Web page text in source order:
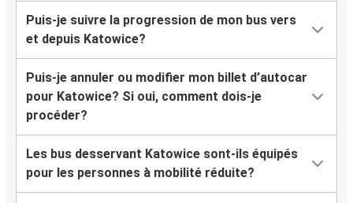
Puis-je suivre la progression de mon bus vers
et depuis Katowice?
Puis-je annuler ou modifier mon billet d’autocar
pour Katowice? Si oui, comment dois-je
procéder?
Les bus desservant Katowice sont-ils équipés
pour les personnes à mobilité réduite?